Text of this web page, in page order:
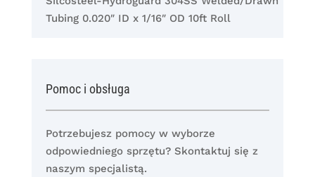
Tubing 0.020″ ID x 1/16″ OD 10ft Roll
Pomoc i obsługa
Potrzebujesz pomocy w wyborze
odpowiedniego sprzętu? Skontaktuj się z
naszym specjalistą.